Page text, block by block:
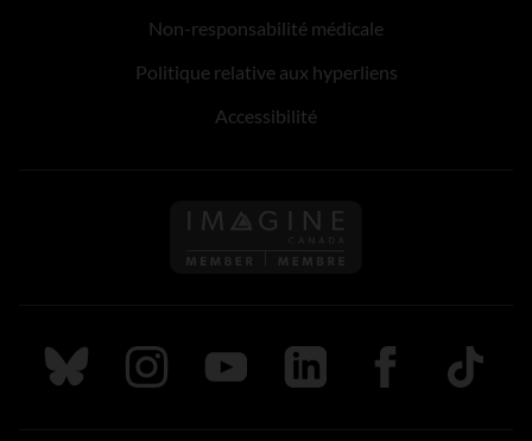
Non-responsabilité médicale
Politique relative aux hyperliens
Accessibilité
Suivez nous sur Bluesky
Suivez nous sur Instagram
Suivez nous sur Youtube
Suivez nous sur LinkedIn
Suivez nous sur
TikTok